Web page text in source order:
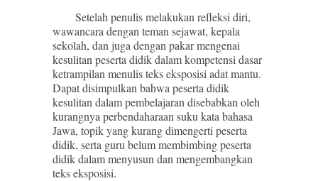
Setelah penulis melakukan refleksi diri,
wawancara dengan teman sejawat, kepala
sekolah, dan juga dengan pakar mengenai
kesulitan peserta didik dalam kompetensi dasar
ketrampilan menulis teks eksposisi adat mantu.
Dapat disimpulkan bahwa peserta didik
kesulitan dalam pembelajaran disebabkan oleh
kurangnya perbendaharaan suku kata bahasa
Jawa, topik yang kurang dimengerti peserta
didik, serta guru belum membimbing peserta
didik dalam menyusun dan mengembangkan
teks eksposisi.